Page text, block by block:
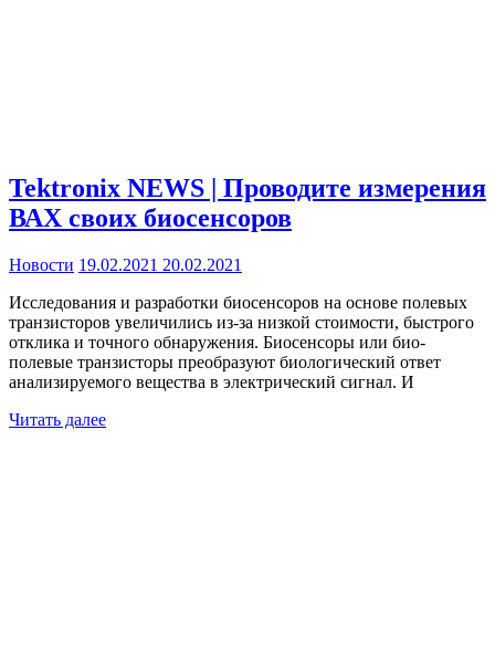
Tektronix NEWS | Проводите измерения
ВАХ своих биосенсоров
Новости 19.02.2021 20.02.2021
Исследования и разработки биосенсоров на основе полевых
транзисторов увеличились из-за низкой стоимости, быстрого
отклика и точного обнаружения. Биосенсоры или био-
полевые транзисторы преобразуют биологический ответ
анализируемого вещества в электрический сигнал. И
Читать далее